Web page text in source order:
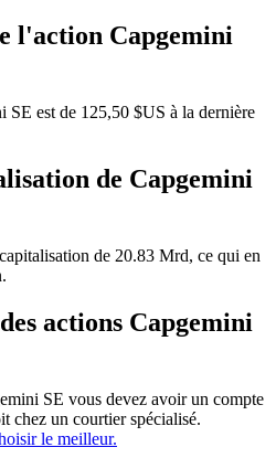
l'action Capgemini
SE est de 125,50 $US à la dernière
de Capgemini
de 20.83 Mrd, ce qui en
actions Capgemini
SE vous devez avoir un compte
chez un courtier spécialisé.
le meilleur.